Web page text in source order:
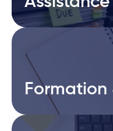
Formation
Formation